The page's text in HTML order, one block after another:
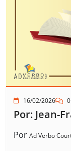
16/02/2026 0
Por: Jean-
Por Ad Verbo